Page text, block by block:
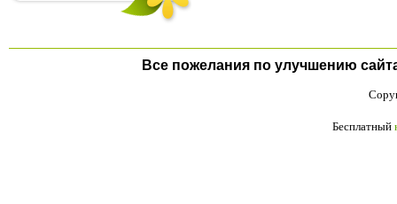
Все пожелания по улучшению
Бесплатный